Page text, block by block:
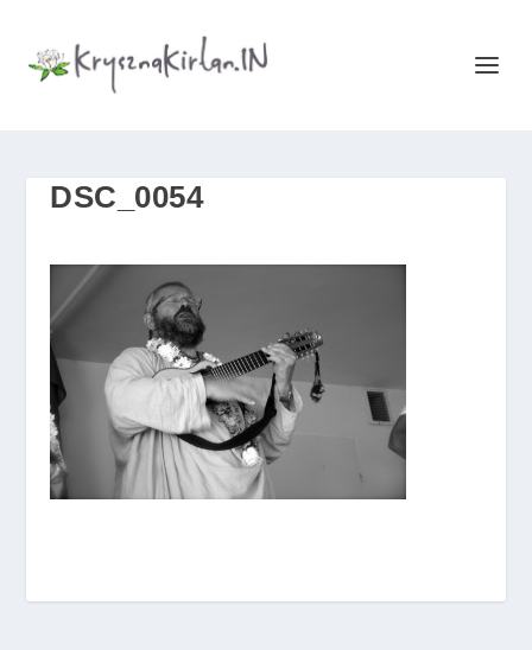
DSC_0054